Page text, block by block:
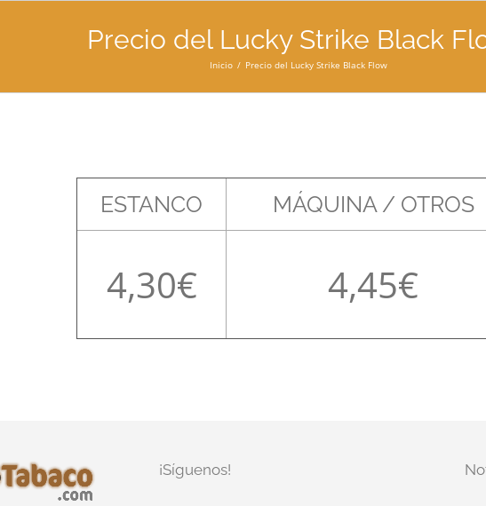
Precio del Lucky Strike Black
Inicio Precio del Lucky Strike Black Flow
ESTANCO MÁQUINA / OTROS
4,30 4,45
¡Síguenos!